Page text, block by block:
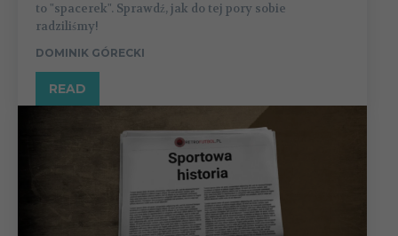
to "spacerek". Sprawdź, jak do tej pory sobie
radziliśmy!
DOMINIK GÓRECKI
READ